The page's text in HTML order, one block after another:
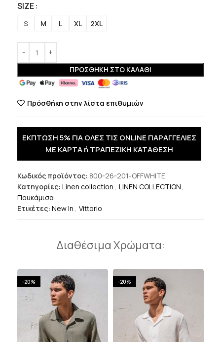
SIZE
S M L XL 2XL
ΠΡΟΣΘΉΚΗ ΣΤΟ ΚΑΛΆΘΙ
Πρόσθήκη στην λίστα επιθυμιών
ΕΚΠΤΩΣΗ 5% ΓΙΑ ΟΛΕΣ ΤΙΣ ONLINE ΠΑΡΑΓΓΕΛΙΕΣ
ΜΕ ΚΑΡΤΑ ή ΤΡΑΠΕΖΙΚΗ ΚΑΤΑΘΕΣΗ
Κωδικός προϊόντος: 800-26-201-OFFWHITE
Κατηγορίες: Linen collection , LINEN COLLECTION ,
Πουκάμισα
Ετικέτες: New In , Vittorio
Διαθέσιμα Χρώματα:
-20% -20%